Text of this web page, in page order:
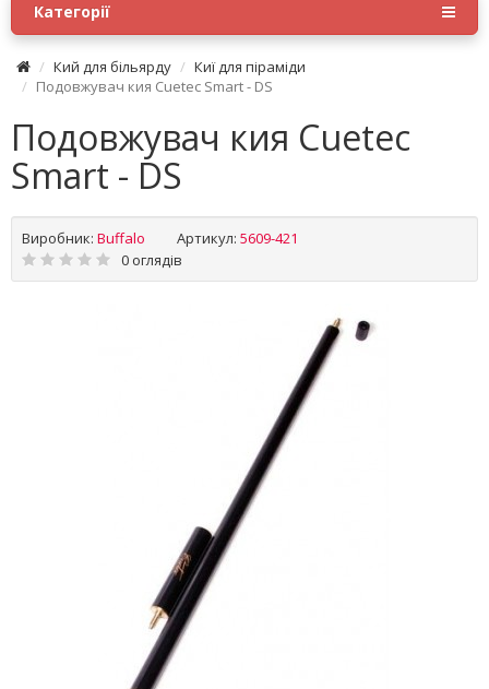
Категорії
Кий для більярду
Киї для піраміди
Подовжувач кия Cuetec Smart - DS
Подовжувач кия Cuetec
Smart - DS
Виробник: Buffalo Артикул: 5609-421
0 оглядів